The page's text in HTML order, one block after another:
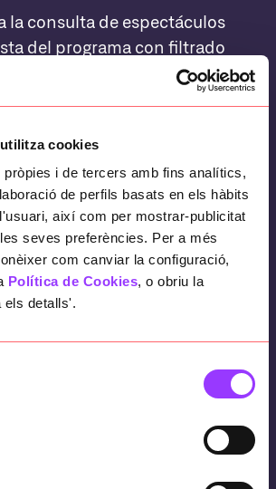
cookies
i de tercers amb fins analítics,
de perfils basats en els hàbits
així com per mostrar-publicitat
seves preferències. Per a més
com canviar la configuració,
Política de Cookies, o obriu la
els detalls'.
la consulta de espectáculos
del programa con filtrado
o temática,
sin necesidad de
a internet
. Además, también
principales.
una aplicación útil y de
la información sobre la fiesta
conexión a internet sea